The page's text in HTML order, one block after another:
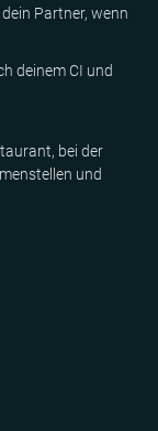
Partner, wenn
deinem CI und
bei der
und